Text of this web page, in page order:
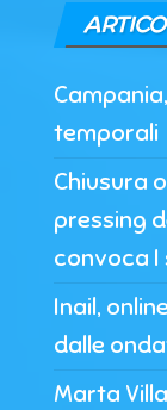
temporali
Chiusura
pressing
convoca
Inail,
dalle
Marta